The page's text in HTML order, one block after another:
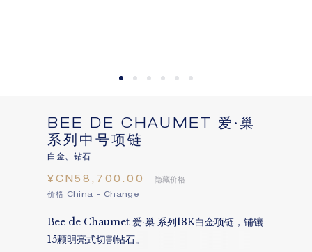
BEE DE CHAUMET 爱·巢
系列中号项链
白金、钻石
¥CN58,700.00
隐藏价格
价格 China -
Change
Bee de Chaumet 爱·巢 系列18K白金项链，铺镶
15颗明亮式切割钻石。